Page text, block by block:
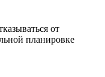
от
планировке